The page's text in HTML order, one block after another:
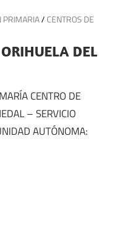
PRIMARIA/CENTROS DE
DEL
CENTRO DE
– SERVICIO
AUTÓNOMA: